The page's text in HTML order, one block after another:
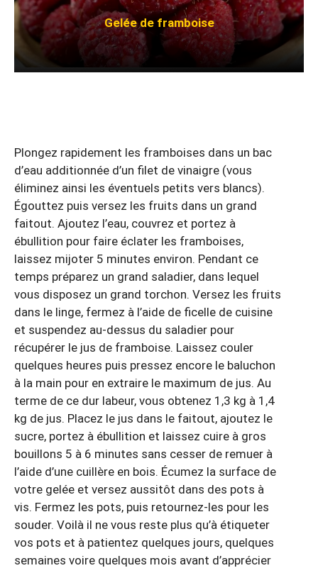
Gelée de framboise
Plongez rapidement les framboises dans un bac
d’eau additionnée d’un filet de vinaigre (vous
éliminez ainsi les éventuels petits vers blancs).
Égouttez puis versez les fruits dans un grand
faitout. Ajoutez l’eau, couvrez et portez à
ébullition pour faire éclater les framboises,
laissez mijoter 5 minutes environ. Pendant ce
temps préparez un grand saladier, dans lequel
vous disposez un grand torchon. Versez les fruits
dans le linge, fermez à l’aide de ficelle de cuisine
et suspendez au-dessus du saladier pour
récupérer le jus de framboise. Laissez couler
quelques heures puis pressez encore le baluchon
à la main pour en extraire le maximum de jus. Au
terme de ce dur labeur, vous obtenez 1,3 kg à 1,4
kg de jus. Placez le jus dans le faitout, ajoutez le
sucre, portez à ébullition et laissez cuire à gros
bouillons 5 à 6 minutes sans cesser de remuer à
l’aide d’une cuillère en bois. Écumez la surface de
votre gelée et versez aussitôt dans des pots à
vis. Fermez les pots, puis retournez-les pour les
souder. Voilà il ne vous reste plus qu’à étiqueter
vos pots et à patientez quelques jours, quelques
semaines voire quelques mois avant d’apprécier